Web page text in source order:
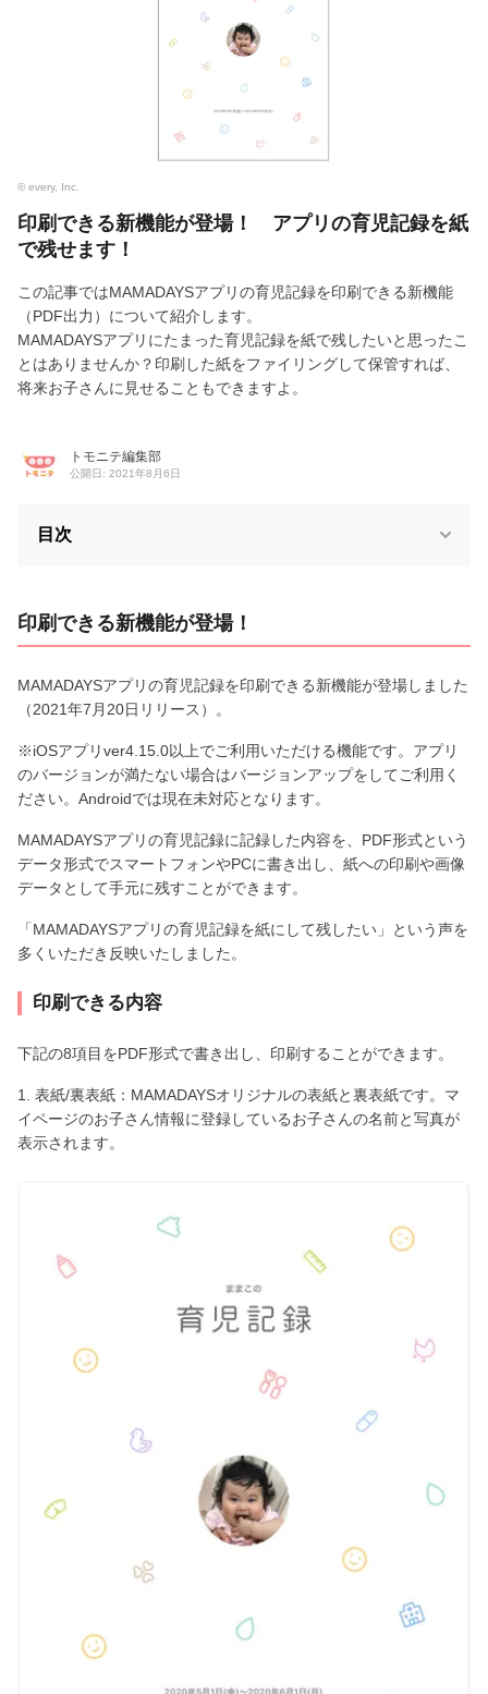
© every, Inc.
印刷できる新機能が登場！ アプリの育児記録を紙
で残せます！
この記事ではMAMADAYSアプリの育児記録を印刷できる新機能
（PDF出力）について紹介します。
MAMADAYSアプリにたまった育児記録を紙で残したいと思ったこ
とはありませんか？印刷した紙をファイリングして保管すれば、
将来お子さんに見せることもできますよ。
トモニテ編集部
公開日: 2021年8月6日
目次
印刷できる新機能が登場！
MAMADAYSアプリの育児記録を印刷できる新機能が登場しました
（2021年7月20日リリース）。
※iOSアプリver4.15.0以上でご利用いただける機能です。アプリ
のバージョンが満たない場合はバージョンアップをしてご利用く
ださい。Androidでは現在未対応となります。
MAMADAYSアプリの育児記録に記録した内容を、PDF形式という
データ形式でスマートフォンやPCに書き出し、紙への印刷や画像
データとして手元に残すことができます。
「MAMADAYSアプリの育児記録を紙にして残したい」という声を
多くいただき反映いたしました。
印刷できる内容
下記の8項目をPDF形式で書き出し、印刷することができます。
1. 表紙/裏表紙：MAMADAYSオリジナルの表紙と裏表紙です。マ
イページのお子さん情報に登録しているお子さんの名前と写真が
表示されます。